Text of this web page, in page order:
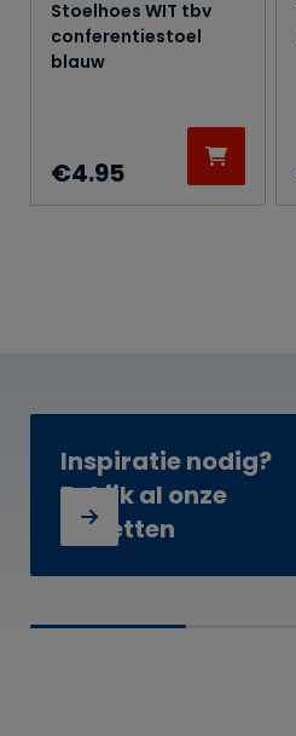
Stoelhoes WIT tbv
conferentiestoel
blauw
€4.95
Inspiratie nodig?
Bekijk al onze
paketten